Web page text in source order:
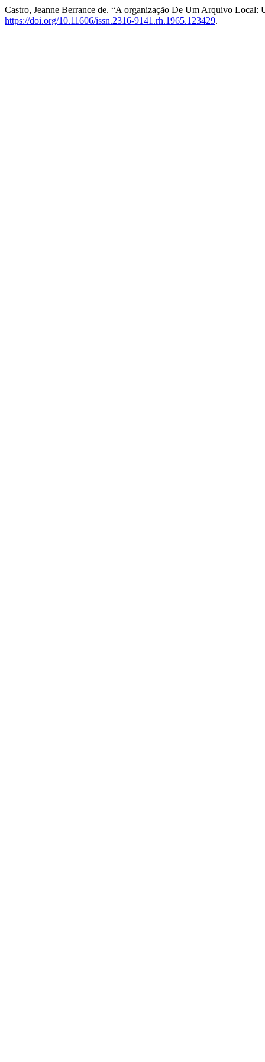
Castro, Jeanne Berrance de. “A organização De Um Arquivo Local:
https://doi.org/10.11606/issn.2316-9141.rh.1965.123429.